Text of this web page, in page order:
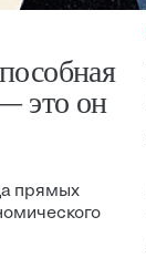
это он
прямых